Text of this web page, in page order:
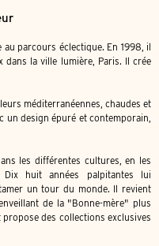
parcours éclectique. En 1998, il
dans la ville lumière, Paris. Il crée
méditerranéennes, chaudes et
un design épuré et contemporain,
les différentes cultures, en les
huit années palpitantes lui
un tour du monde. Il revient
de la "Bonne-mère" plus
des collections exclusives